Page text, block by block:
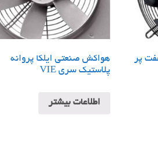
پر
هواکش صنعتی ایلکا پروانه
پلاستیک سری VIE
اطلاعات بیشتر